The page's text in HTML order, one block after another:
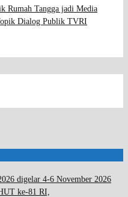
Rumah Tangga jadi Media
Dialog Publik TVRI
digelar 4-6 November 2026
ke-81 RI,